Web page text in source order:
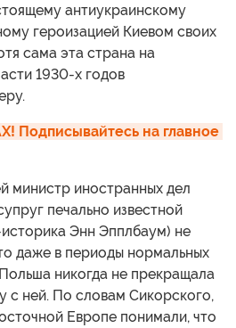
антиукраинскому
героизацией Киевом своих
сама эта страна на
1930-х годов
Подписывайтесь на главное
министр иностранных дел
печально известной
Энн Эпплбаум) не
даже в периоды нормальных
никогда не прекращала
с ней. По словам Сикорского,
Европе понимали, что